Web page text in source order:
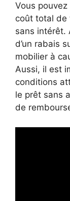
Vous
coût total de
sans intérêt.
d’un rabais
mobilier à
Aussi, il est
conditions
le prêt sans
de